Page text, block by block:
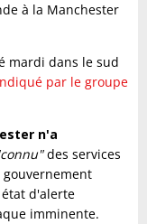
à la Manchester
mardi dans le sud
par le groupe
n'a
des services
d'alerte
imminente.